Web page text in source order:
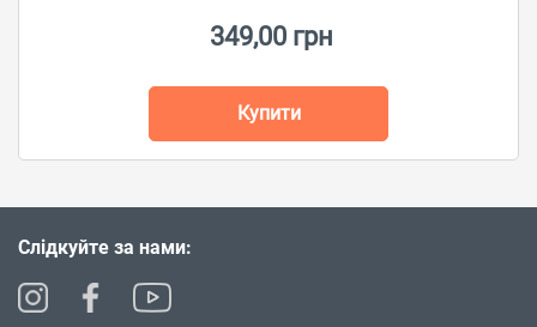
349,00 грн
Купити
Слідкуйте за нами: